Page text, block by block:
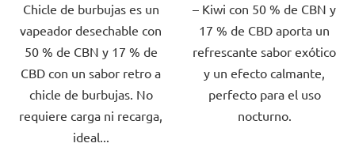
sobre
5
estrellas.
Chicle de burbujas es un
vapeador desechable con
50 % de CBN y 17 % de
CBD con un sabor retro a
chicle de burbujas. No
requiere carga ni recarga,
ideal...
sobre
5
estrellas.
– Kiwi con 50 % de CBN y
17 % de CBD aporta un
refrescante sabor exótico
y un efecto calmante,
perfecto para el uso
nocturno.